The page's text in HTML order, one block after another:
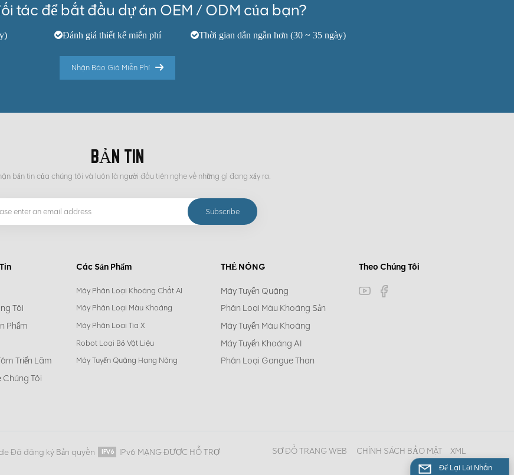
tác để bắt đầu dự án OEM / ODM của bạn?
Đánh giá thiết kế miễn phí Thời gian dẫn ngắn hơn (30 ~ 35 ngày)
Nhận Báo Giá Miễn Phí
BẢN TIN
bản tin của chúng tôi và luôn là người đầu tiên nghe về những gì đang xảy ra.
Tôi
Phẩm
Triển Lãm
Chúng Tôi
Các Sản Phẩm
Máy Phân Loại Khoáng Chất AI
Máy Phân Loại Màu Khoáng
Máy Phân Loại Tia X
Robot Loại Bỏ Vật Liệu
Máy Tuyển Quặng Hạng Nặng
THẺ NÓNG
Máy Tuyển Quặng
Phân Loại Màu Khoáng Sản
Máy Tuyển Màu Khoáng
Máy Tuyển Khoáng AI
Phân Loại Gangue Than
Theo Chúng Tôi
Đã đăng ký Bản quyền IPv6 MẠNG ĐƯỢC HỖ TRỢ SƠ ĐỒ TRANG WEB CHÍNH SÁCH BẢO MẬT XML
Để Lại Lời Nhắn